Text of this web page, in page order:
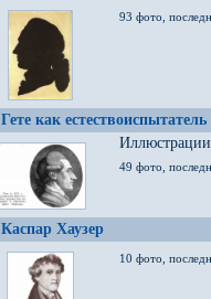
93 фото,
Гете как естествоиспытатель
49 фото,
Каспар Хаузер
10 фото,